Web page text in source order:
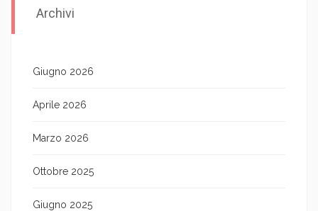
Archivi
Giugno 2026
Aprile 2026
Marzo 2026
Ottobre 2025
Giugno 2025